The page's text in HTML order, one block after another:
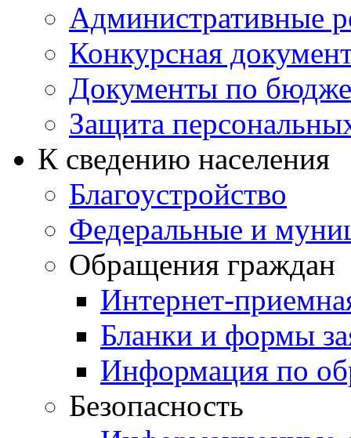
Административные
Конкурсная
Документы по
Защита
К сведению населения
Благоустройство
Федеральные и
Обращения граждан
Интернет-
Бланки и формы
Информация по
Безопасность